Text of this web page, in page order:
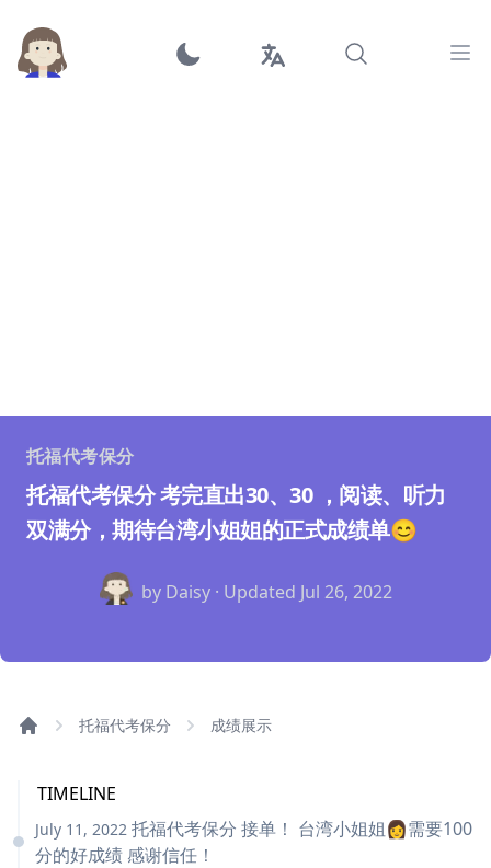
托福代考保分
托福代考保分 考完直出30、30 ，阅读、听力
双满分，期待台湾小姐姐的正式成绩单😊
by Daisy · Updated Jul 26, 2022
托福代考保分 成绩展示
TIMELINE
July 11, 2022 托福代考保分 接单！ 台湾小姐姐👩需要100
分的好成绩 感谢信任！